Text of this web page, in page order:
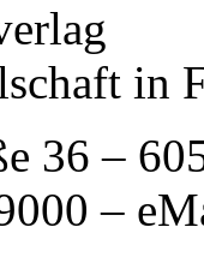
in
36 –
–